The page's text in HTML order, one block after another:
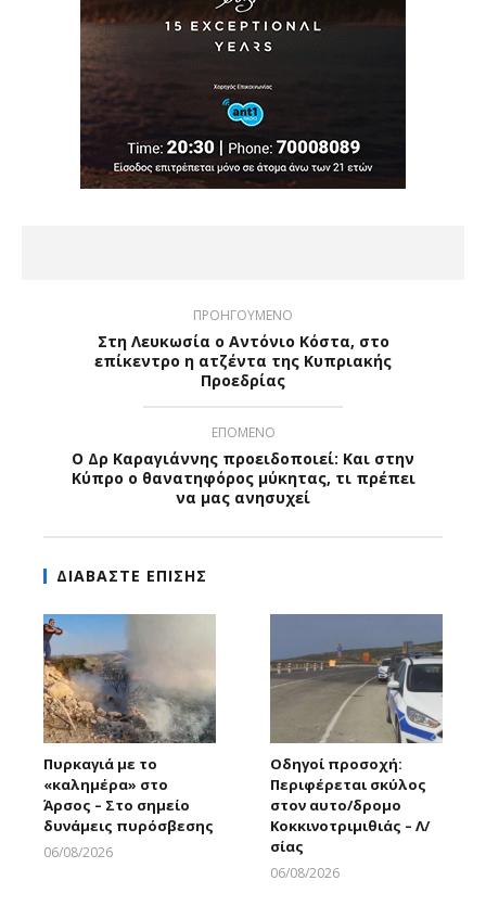
ΠΡΟΗΓΟΥΜΕΝΟ
Στη Λευκωσία ο Αντόνιο Κόστα, στο
επίκεντρο η ατζέντα της Κυπριακής
Προεδρίας
ΕΠΟΜΕΝΟ
Ο Δρ Καραγιάννης προειδοποιεί: Και στην
Κύπρο ο θανατηφόρος μύκητας, τι πρέπει
να μας ανησυχεί
ΔΙΑΒΑΣΤΕ ΕΠΙΣΗΣ
Πυρκαγιά με το
«καλημέρα» στο
Άρσος – Στο σημείο
δυνάμεις πυρόσβεσης
06/08/2026
Οδηγοί προσοχή:
Περιφέρεται σκύλος
στον αυτο/δρομο
Κοκκινοτριμιθιάς – Λ/
σίας
06/08/2026